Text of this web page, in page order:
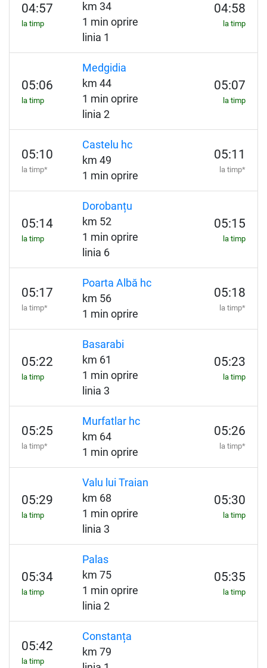
04:57
la timp
km 34
1 min oprire
linia 1
04:58
la timp
05:06
la timp
Medgidia
km 44
1 min oprire
linia 2
05:07
la timp
05:10
la timp*
Castelu hc
km 49
1 min oprire
05:11
la timp*
05:14
la timp
Dorobanțu
km 52
1 min oprire
linia 6
05:15
la timp
05:17
la timp*
Poarta Albă hc
km 56
1 min oprire
05:18
la timp*
05:22
la timp
Basarabi
km 61
1 min oprire
linia 3
05:23
la timp
05:25
la timp*
Murfatlar hc
km 64
1 min oprire
05:26
la timp*
05:29
la timp
Valu lui Traian
km 68
1 min oprire
linia 3
05:30
la timp
05:34
la timp
Palas
km 75
1 min oprire
linia 2
05:35
la timp
05:42
la timp
Constanța
km 79